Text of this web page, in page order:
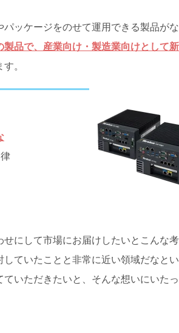
ッケージをのせて運用できる製品が
品で、産業向け・製造業向けとして
。
にして市場にお届けしたいとこんな
ていたことと非常に近い領域だなと
いただきたいと、そんな想いにいたっ